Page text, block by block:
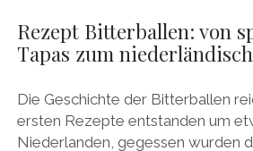
Rezept Bitterballen: von
Tapas zum
Die Geschichte der Bitterballen
ersten Rezepte entstanden um
Niederlanden, gegessen wurden